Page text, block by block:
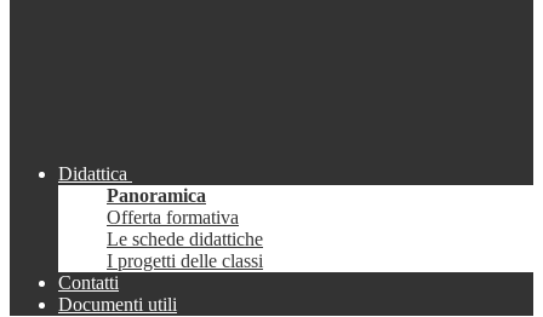
Didattica
Panoramica
Offerta formativa
Le schede didattiche
I progetti delle classi
Contatti
Documenti utili